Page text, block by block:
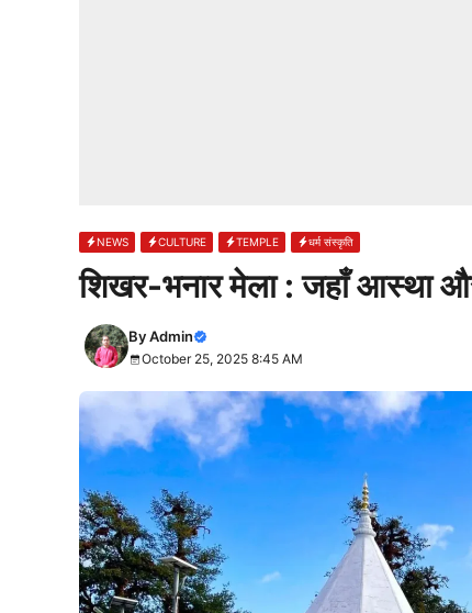
NEWS CULTURE TEMPLE धर्म संस्कृति
शिखर-भनार मेला : जहाँ आस्था
ByAdmin
October 25, 2025 8:45 AM